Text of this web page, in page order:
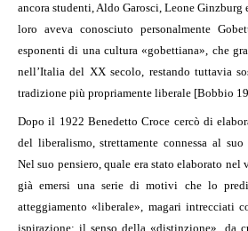
ancora studenti, Aldo Garosci, Leone
loro aveva conosciuto personalmente
esponenti di una cultura «gobettiana», che
nell’Italia del XX secolo, restando tuttavia
tradizione più propriamente liberale [Bobbio
Dopo il 1922 Benedetto Croce cercò di
del liberalismo, strettamente connessa al
Nel suo pensiero, quale era stato elaborato nel
già emersi una serie di motivi che lo
atteggiamento «liberale», magari intrecciati
ispirazione: il senso della «distinzione», da